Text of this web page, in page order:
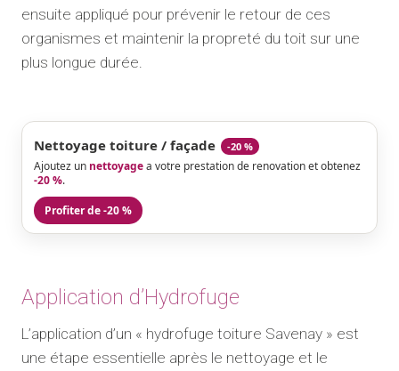
ensuite appliqué pour prévenir le retour de ces
organismes et maintenir la propreté du toit sur une
plus longue durée.
Nettoyage toiture / façade -20 %
Ajoutez un nettoyagea votre prestation de renovation et obtenez
-20 %.
Profiter de -20 %
Application d’Hydrofuge
L’application d’un « hydrofuge toiture Savenay » est
une étape essentielle après le nettoyage et le